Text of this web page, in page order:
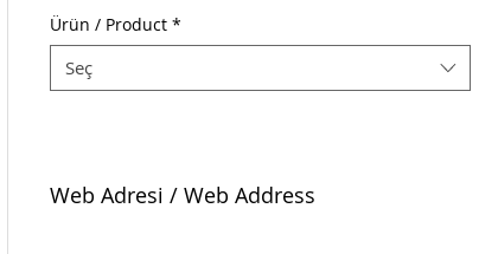
Ürün / Product *
Seç
Web Adresi / Web Address